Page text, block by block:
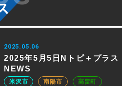
2025.05.06
2025年5月5日Nトピ＋プラス
NEWS
米沢市 南陽市
高畠町